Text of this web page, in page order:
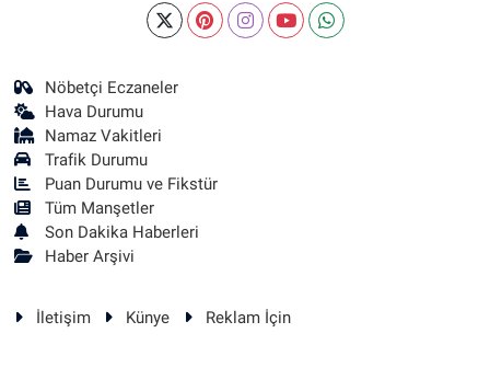
Nöbetçi Eczaneler
Hava Durumu
Namaz Vakitleri
Trafik Durumu
Puan Durumu ve Fikstür
Tüm Manşetler
Son Dakika Haberleri
Haber Arşivi
İletişim Künye Reklam İçin